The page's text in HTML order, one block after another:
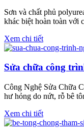
Sơn và chất phủ
khác biệt hoàn toàn với
Xem chi tiết
Sửa chữa công
Công Nghệ Sửa Chữa
hư hỏng do nứt, rỗ bê
Xem chi tiết